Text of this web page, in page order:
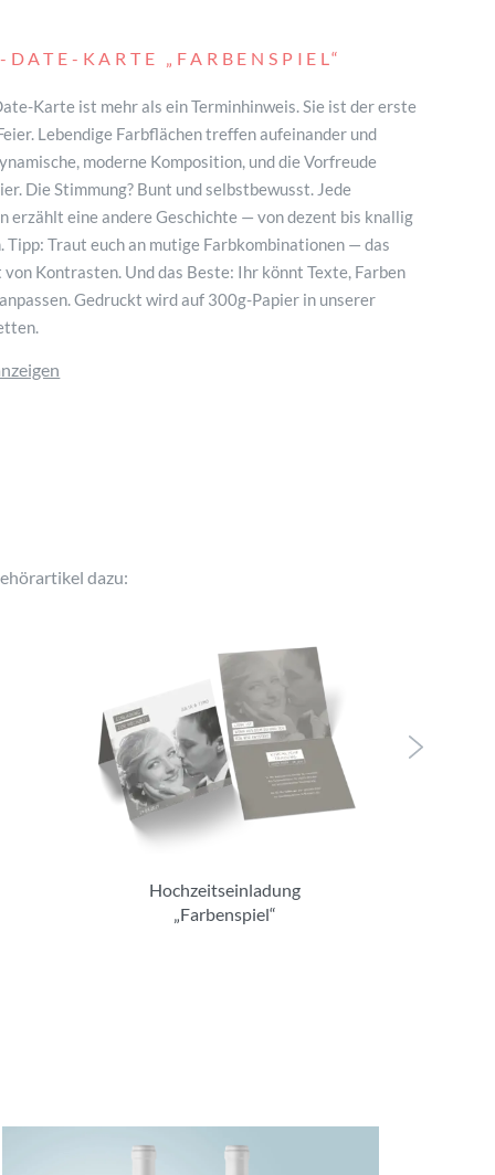
DATE-KARTE „FARBENSPIEL“
Karte ist mehr als ein Terminhinweis. Sie ist der erste
Lebendige Farbflächen treffen aufeinander und
moderne Komposition, und die Vorfreude
Die Stimmung? Bunt und selbstbewusst. Jede
erzählt eine andere Geschichte — von dezent bis knallig
Tipp: Traut euch an mutige Farbkombinationen — das
Kontrasten. Und das Beste: Ihr könnt Texte, Farben
Gedruckt wird auf 300g-Papier in unserer
dazu:
Hochzeitseinladung
„Farbenspiel“